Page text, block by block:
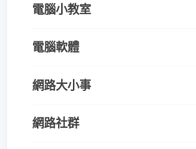
電腦小教室
電腦軟體
網路大小事
網路社群